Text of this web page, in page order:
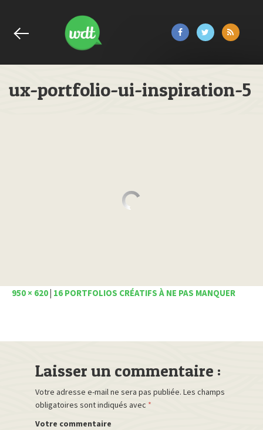
ux-portfolio-ui-inspiration-5
950 × 620| 16 PORTFOLIOS CRÉATIFS À NE PAS MANQUER
Laisser un commentaire :
Votre adresse e-mail ne sera pas publiée. Les champs
obligatoires sont indiqués avec *
Votre commentaire